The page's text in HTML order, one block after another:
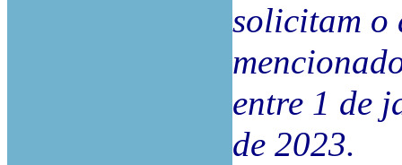
solicitam o
entre 1 de
de 2023.